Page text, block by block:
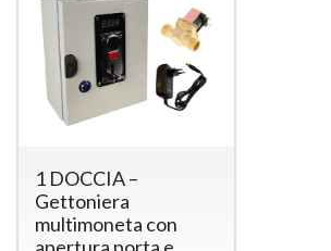
1 DOCCIA –
Gettoniera
multimoneta con